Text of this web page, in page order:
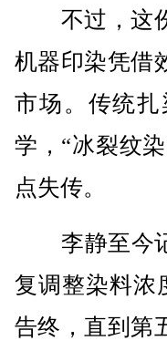
不过，这份
机器印染凭借
市场。传统
学，“冰裂纹
点失传。
李静至今记
复调整染料浓
告终，直到第